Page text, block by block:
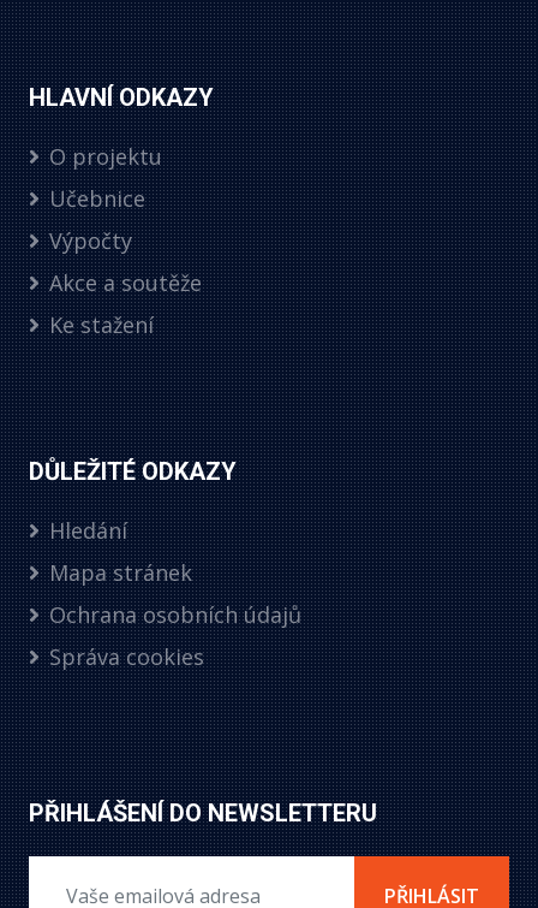
HLAVNÍ ODKAZY
O projektu
Učebnice
Výpočty
Akce a soutěže
Ke stažení
DŮLEŽITÉ ODKAZY
Hledání
Mapa stránek
Ochrana osobních údajů
Správa cookies
PŘIHLÁŠENÍ DO NEWSLETTERU
PŘIHLÁSIT